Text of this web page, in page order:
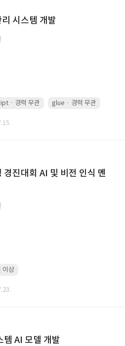
시스템 개발
· 경력 무관 glue · 경력 무관
진대회 AI 및 비전 인식 멘
이상
AI 모델 개발